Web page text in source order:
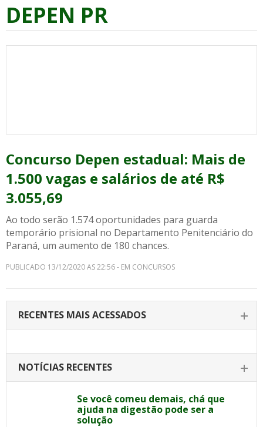
DEPEN PR
Concurso Depen estadual: Mais de
1.500 vagas e salários de até R$
3.055,69
Ao todo serão 1.574 oportunidades para guarda
temporário prisional no Departamento Penitenciário do
Paraná, um aumento de 180 chances.
PUBLICADO 13/12/2020 AS 22:56 - EM CONCURSOS
RECENTES MAIS ACESSADOS
NOTÍCIAS RECENTES
Se você comeu demais, chá que
ajuda na digestão pode ser a
solução